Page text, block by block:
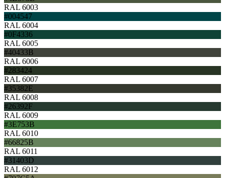
RAL 6003
#004547
RAL 6004
#0F4336
RAL 6005
#40433B
RAL 6006
#283424
RAL 6007
#35382E
RAL 6008
#26392F
RAL 6009
#3E753B
RAL 6010
#66825B
RAL 6011
#31403D
RAL 6012